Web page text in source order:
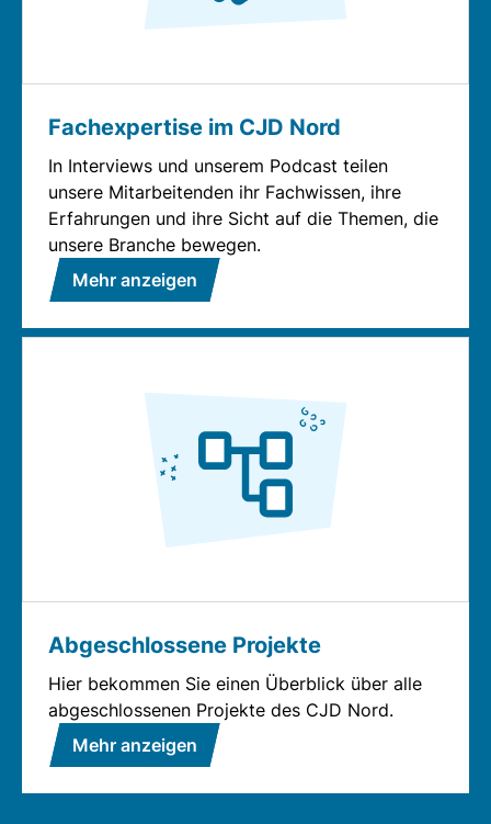
Fachexpertise im CJD Nord
In Interviews und unserem Podcast teilen
unsere Mitarbeitenden ihr Fachwissen, ihre
Erfahrungen und ihre Sicht auf die Themen, die
unsere Branche bewegen.
Mehr anzeigen
Abgeschlossene Projekte
Hier bekommen Sie einen Überblick über alle
abgeschlossenen Projekte des CJD Nord.
Mehr anzeigen